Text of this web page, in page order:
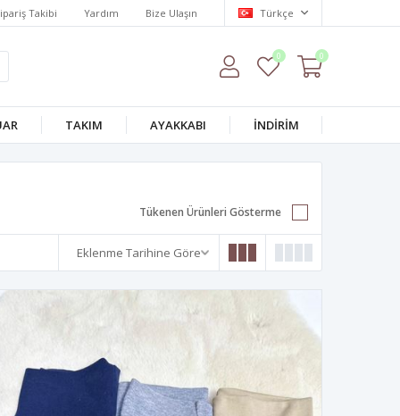
Takibi Yardım Bize Ulaşın Türkçe
0 0
TAKIM AYAKKABI İNDİRİM
Tükenen Ürünleri Gösterme